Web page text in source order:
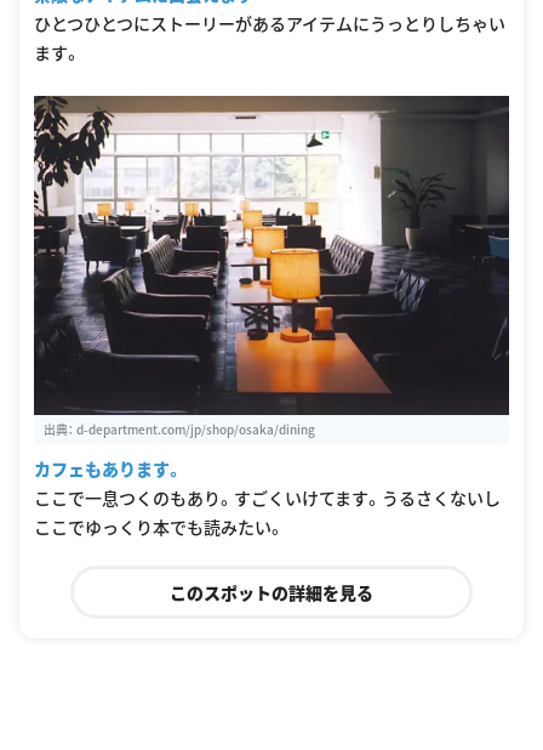
ひとつひとつにストーリーがあるアイテムにうっとりしちゃい
ます。
出典： d-department.com/jp/shop/osaka/dining
カフェもあります。
ここで一息つくのもあり。すごくいけてます。うるさくないし
ここでゆっくり本でも読みたい。
このスポットの詳細を見る